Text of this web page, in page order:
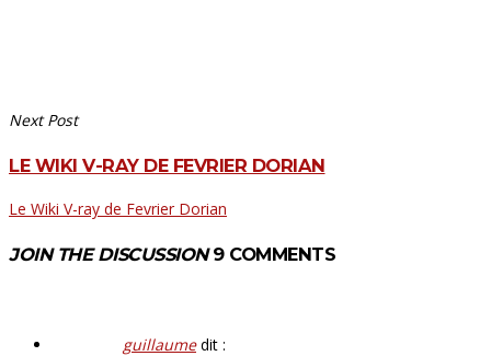
Next Post
LE WIKI V-RAY DE FEVRIER DORIAN
Le Wiki V-ray de Fevrier Dorian
JOIN THE DISCUSSION9 COMMENTS
guillaume dit :